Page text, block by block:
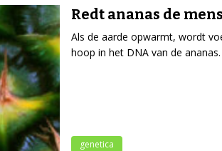
Redt ananas de
Als de aarde opwarmt, wordt
hoop in het DNA van de ananas.
genetica